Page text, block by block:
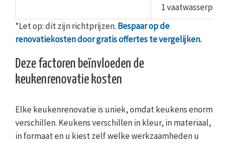
1
*Let op: dit zijn richtprijzen. Bespaar op de
renovatiekosten door gratis offertes te vergelijken.
Deze factoren beïnvloeden de
keukenrenovatie kosten
Elke keukenrenovatie is uniek, omdat keukens enorm
verschillen. Keukens verschillen in kleur, in materiaal,
in formaat en u kiest zelf welke werkzaamheden u